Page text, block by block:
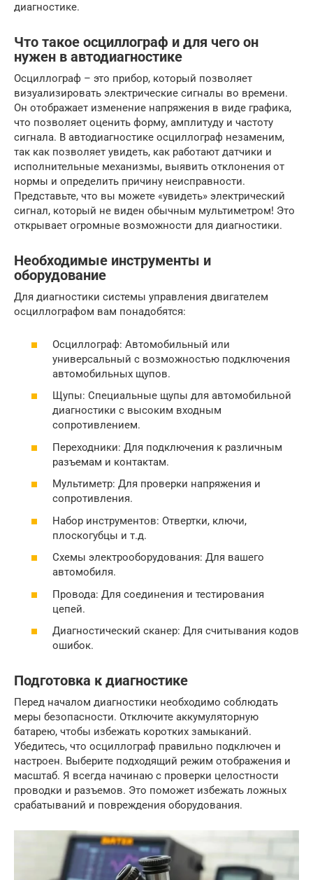
диагностике.
Что такое осциллограф и для чего он
нужен в автодиагностике
Осциллограф – это прибор, который позволяет
визуализировать электрические сигналы во времени.
Он отображает изменение напряжения в виде графика,
что позволяет оценить форму, амплитуду и частоту
сигнала. В автодиагностике осциллограф незаменим,
так как позволяет увидеть, как работают датчики и
исполнительные механизмы, выявить отклонения от
нормы и определить причину неисправности.
Представьте, что вы можете «увидеть» электрический
сигнал, который не виден обычным мультиметром! Это
открывает огромные возможности для диагностики.
Необходимые инструменты и
оборудование
Для диагностики системы управления двигателем
осциллографом вам понадобятся:
Осциллограф: Автомобильный или
универсальный с возможностью подключения
автомобильных щупов.
Щупы: Специальные щупы для автомобильной
диагностики с высоким входным
сопротивлением.
Переходники: Для подключения к различным
разъемам и контактам.
Мультиметр: Для проверки напряжения и
сопротивления.
Набор инструментов: Отвертки, ключи,
плоскогубцы и т.д.
Схемы электрооборудования: Для вашего
автомобиля.
Провода: Для соединения и тестирования
цепей.
Диагностический сканер: Для считывания кодов
ошибок.
Подготовка к диагностике
Перед началом диагностики необходимо соблюдать
меры безопасности. Отключите аккумуляторную
батарею, чтобы избежать коротких замыканий.
Убедитесь, что осциллограф правильно подключен и
настроен. Выберите подходящий режим отображения и
масштаб. Я всегда начинаю с проверки целостности
проводки и разъемов. Это поможет избежать ложных
срабатываний и повреждения оборудования.